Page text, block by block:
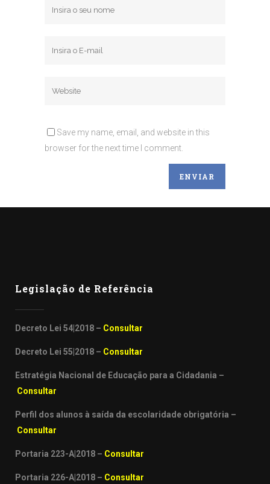
Save my name, email, and website in this
browser for the next time I comment.
Legislação de Referência
Decreto Lei 54|2018 – Consultar
Decreto Lei 55|2018 – Consultar
Estratégia Nacional de Educação para a Cidadania –
Consultar
Perfil dos alunos à saída da escolaridade obrigatória –
Consultar
Portaria 223-A|2018 – Consultar
Portaria 226-A|2018 – Consultar